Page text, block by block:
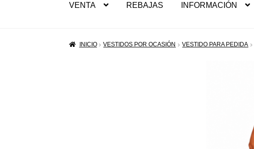
VENTA REBAJAS INFORMACIÓN
INICIO VESTIDOS POR OCASIÓN VESTIDO PARA PEDIDA